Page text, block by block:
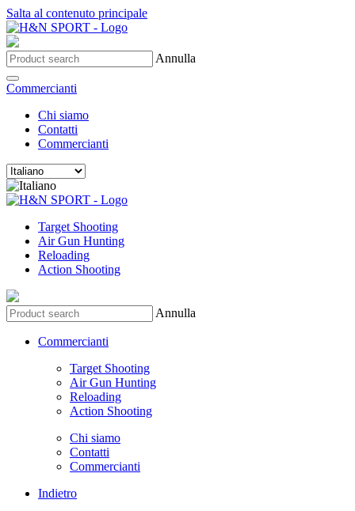
Salta al contenuto principale
Annulla
Commercianti
Chi siamo
Contatti
Commercianti
Target Shooting
Air Gun Hunting
Reloading
Action Shooting
Annulla
Commercianti
Target Shooting
Air Gun Hunting
Reloading
Action Shooting
Chi siamo
Contatti
Commercianti
Indietro